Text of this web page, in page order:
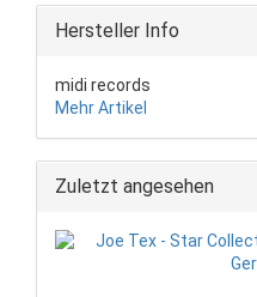
Hersteller Info
midi records
Mehr Artikel
Zuletzt angesehen